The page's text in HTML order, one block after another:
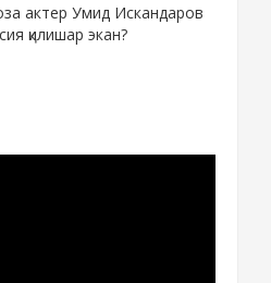
актер Умид Искандаров
қилишар экан?